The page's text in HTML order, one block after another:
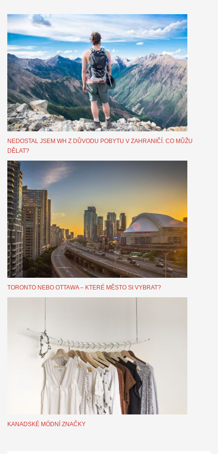
NEDOSTAL JSEM WH Z DŮVODU POBYTU V ZAHRANIČÍ. CO MŮŽU
DĚLAT?
TORONTO NEBO OTTAWA – KTERÉ MĚSTO SI VYBRAT?
KANADSKÉ MÓDNÍ ZNAČKY